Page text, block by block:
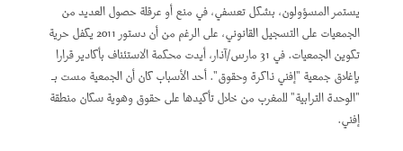
يستمر المسؤولون، بشكل تعسفي، في منع أو عرقلة حصول العديد من
الجمعيات على التسجيل القانوني، على الرغم من أن دستور 2011 يكفل حرية
تكوين الجمعيات. في 31 مارس/آذار، أيدت محكمة الاستئناف بأكادير قرارا
بإغلاق جمعية "إفني ذاكرة وحقوق". أحد الأسباب كان أن الجمعية مست بـ
"الوحدة الترابية" للمغرب من خلال تأكيدها على حقوق وهوية سكان منطقة
إفني.